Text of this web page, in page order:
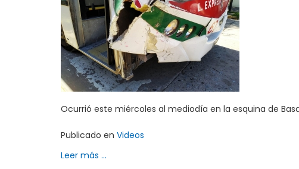
Ocurrió este miércoles al mediodía en la esquina de
Publicado en Videos
Leer más ...